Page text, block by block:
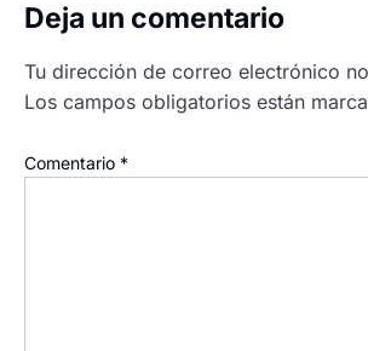
Deja un comentario
Tu dirección de correo electrónico
Los campos obligatorios están
Comentario *